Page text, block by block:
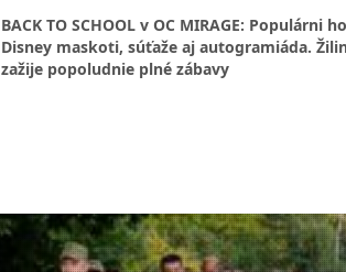
BACK TO SCHOOL v OC MIRAGE: Populárni
Disney maskoti, súťaže aj autogramiáda.
zažije popoludnie plné zábavy